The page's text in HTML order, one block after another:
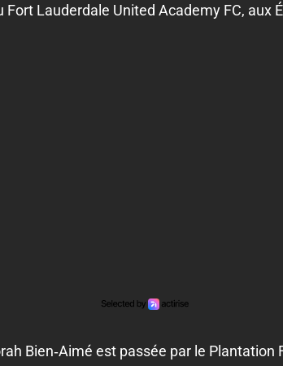
Lauderdale United Academy FC, aux
Bien‑Aimé est passée par le Plantation